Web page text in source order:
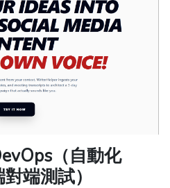
（自動化
端測試）